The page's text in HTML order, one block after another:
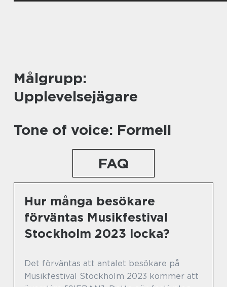
Målgrupp:
Upplevelsejägare
Tone of voice: Formell
FAQ
Hur många besökare
förväntas Musikfestival
Stockholm 2023 locka?
Det förväntas att antalet besökare på
Musikfestival Stockholm 2023 kommer att